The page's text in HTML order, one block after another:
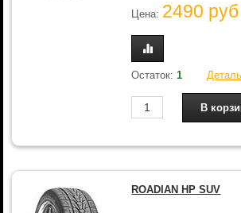
Цена: 2490 руб
Остаток: 1
ROADIAN HP SUV